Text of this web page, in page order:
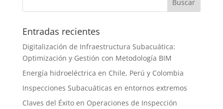
Entradas recientes
Digitalización de Infraestructura Subacuática:
Optimización y Gestión con Metodología BIM
Energía hidroeléctrica en Chile, P͏erú y Colombia
Inspecciones Subacuáticas en entornos extremos
Claves del Éxito en Operaciones de Inspección